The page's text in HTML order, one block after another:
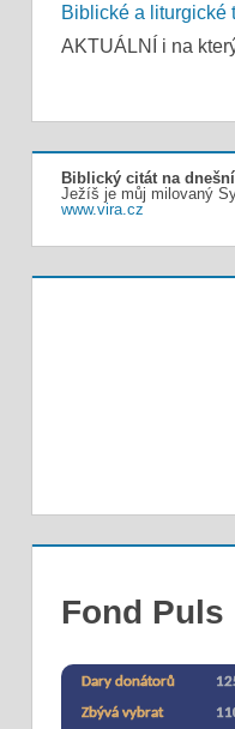
Biblické a liturgické
AKTUÁLNÍ i na
Biblický citát na
Ježíš je můj milovaný
www.vira.cz
Fond Puls